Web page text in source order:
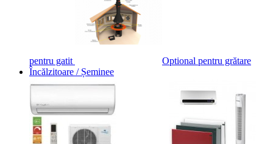
pentru gatit
Optional pentru grătare
Încălzitoare / Șeminee